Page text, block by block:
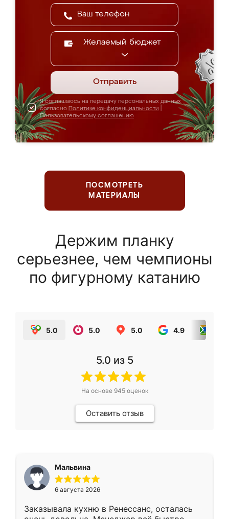
Желаемый бюджет
Отправить
Я соглашаюсь на передачу персональных данных
согласно Политике конфиденциальности
Пользовательскому соглашению
ПОСМОТРЕТЬ
МАТЕРИАЛЫ
Держим планку
серьезнее, чем чемпионы
по фигурному катанию
5.0 5.0 5.0 4.9
5.0 из 5
На основе 945оценок
Оставить отзыв
Мальвина
6 августа 2026
Заказывала кухню в Ренессанс, осталась